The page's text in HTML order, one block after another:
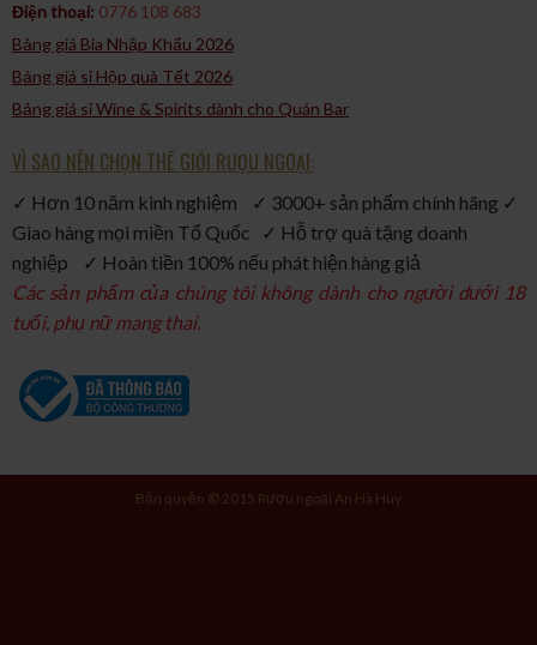
Điện thoại: 0776 108 683
Bảng giá Bia Nhập Khẩu 2026
Bảng giá sỉ Hộp quà Tết 2026
Bảng giá sỉ Wine & Spirits dành cho Quán Bar
VÌ SAO NÊN CHỌN THẾ GIỚI RƯỢU NGOẠI:
✓ Hơn 10 năm kinh nghiệm ✓ 3000+ sản phẩm chính hãng ✓
Giao hàng mọi miền Tổ Quốc ✓ Hỗ trợ quà tặng doanh
nghiệp ✓ Hoàn tiền 100% nếu phát hiện hàng giả
Các sản phẩm của chúng tôi không dành cho người dưới 18
tuổi, phụ nữ mang thai.
Bản quyền © 2015 Rượu ngoại An Hà Huy